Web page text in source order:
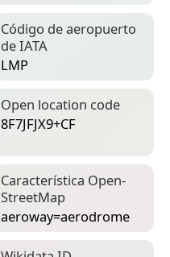
Código de aeropuerto
de IATA
LMP
Open location code
8F7JFJX9+CF
Característica Open­
Street­Map
aeroway=­aerodrome